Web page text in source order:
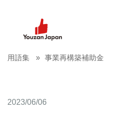
用語集 事業再構築補助金
2023/06/06